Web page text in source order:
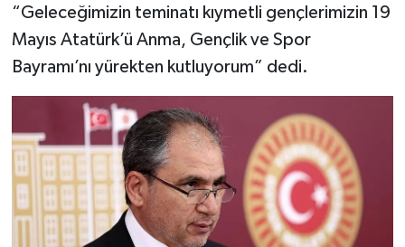
“Geleceğimizin teminatı kıymetli gençlerimizin 19
Mayıs Atatürk’ü Anma, Gençlik ve Spor
Bayramı’nı yürekten kutluyorum” dedi.